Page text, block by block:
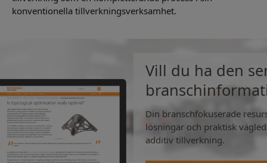
konventionella tillverkningsverksamhet.
Vill du ha den
Din branschfokuserade
lösningar och praktisk
additiv tillverkning.